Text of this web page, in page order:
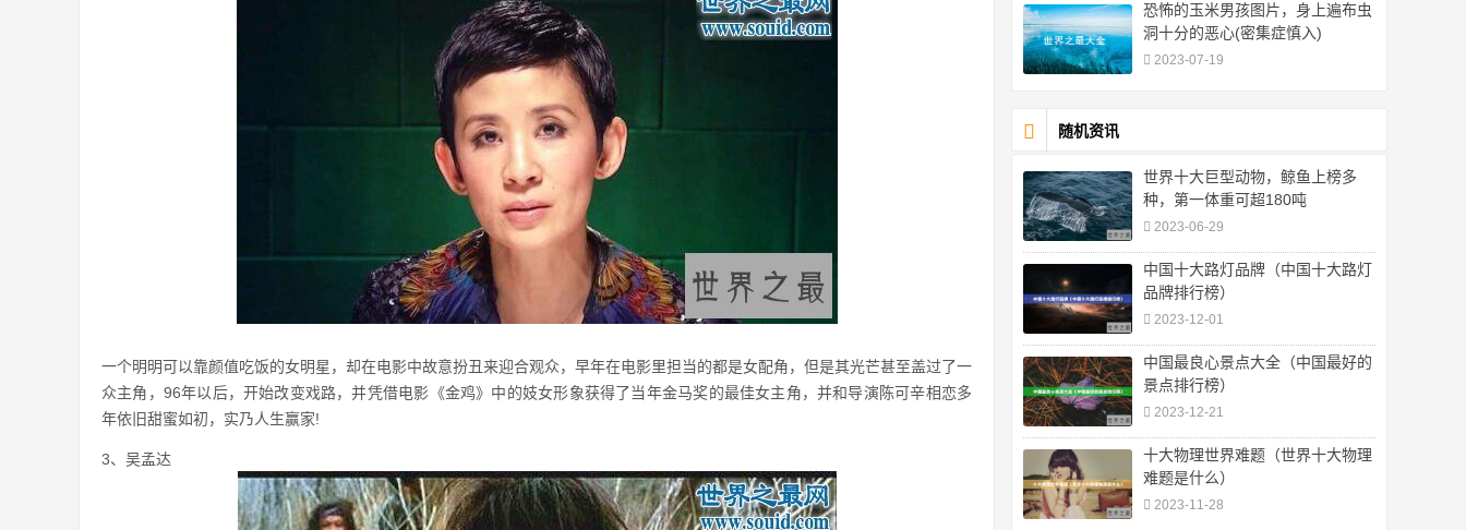
一个明明可以靠颜值吃饭的女明星，却在电影中故意扮丑来迎合观众，早年在电影里担当的都是女配角，但是其光芒甚至盖过了一
众主角，96年以后，开始改变戏路，并凭借电影《金鸡》中的妓女形象获得了当年金马奖的最佳女主角，并和导演陈可辛相恋多
年依旧甜蜜如初，实乃人生赢家!
3、吴孟达
恐怖的玉米男孩图片，身上遍布虫
洞十分的恶心(密集症慎入)
2023-07-19
随机资讯
世界十大巨型动物，鲸鱼上榜多
种，第一体重可超180吨
2023-06-29
中国十大路灯品牌（中国十大路灯
品牌排行榜）
2023-12-01
中国最良心景点大全（中国最好的
景点排行榜）
2023-12-21
十大物理世界难题（世界十大物理
难题是什么）
2023-11-28